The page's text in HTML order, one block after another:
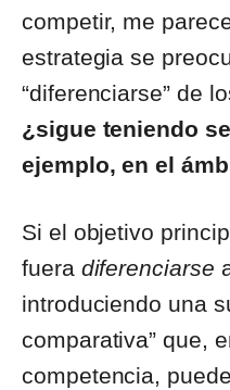
competir, me
estrategia se
“diferenciarse” de
¿sigue teniendo
ejemplo, en el
Si el objetivo
fuera diferenciarse
introduciendo una
comparativa” que,
competencia,